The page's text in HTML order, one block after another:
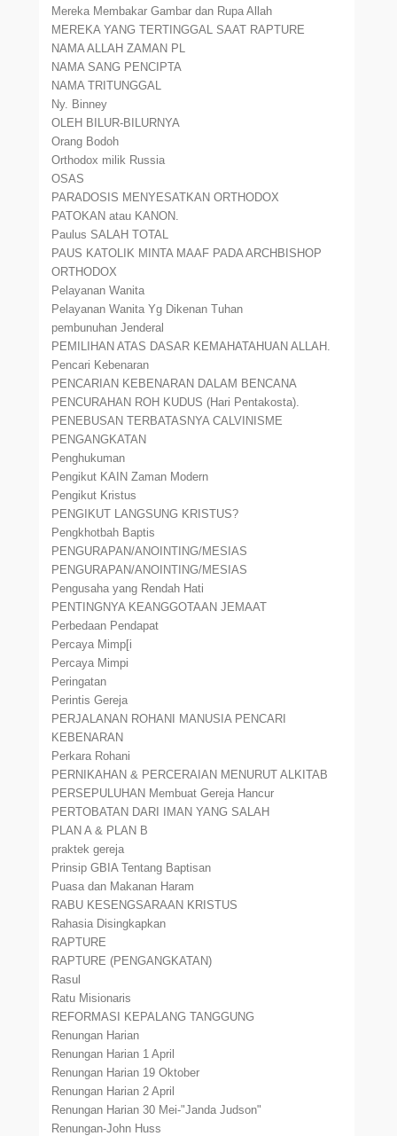
Mereka Membakar Gambar dan Rupa Allah
MEREKA YANG TERTINGGAL SAAT RAPTURE
NAMA ALLAH ZAMAN PL
NAMA SANG PENCIPTA
NAMA TRITUNGGAL
Ny. Binney
OLEH BILUR-BILURNYA
Orang Bodoh
Orthodox milik Russia
OSAS
PARADOSIS MENYESATKAN ORTHODOX
PATOKAN atau KANON.
Paulus SALAH TOTAL
PAUS KATOLIK MINTA MAAF PADA ARCHBISHOP
ORTHODOX
Pelayanan Wanita
Pelayanan Wanita Yg Dikenan Tuhan
pembunuhan Jenderal
PEMILIHAN ATAS DASAR KEMAHATAHUAN ALLAH.
Pencari Kebenaran
PENCARIAN KEBENARAN DALAM BENCANA
PENCURAHAN ROH KUDUS (Hari Pentakosta).
PENEBUSAN TERBATASNYA CALVINISME
PENGANGKATAN
Penghukuman
Pengikut KAIN Zaman Modern
Pengikut Kristus
PENGIKUT LANGSUNG KRISTUS?
Pengkhotbah Baptis
PENGURAPAN/ANOINTING/MESIAS
PENGURAPAN/ANOINTING/MESIAS
Pengusaha yang Rendah Hati
PENTINGNYA KEANGGOTAAN JEMAAT
Perbedaan Pendapat
Percaya Mimp[i
Percaya Mimpi
Peringatan
Perintis Gereja
PERJALANAN ROHANI MANUSIA PENCARI
KEBENARAN
Perkara Rohani
PERNIKAHAN & PERCERAIAN MENURUT ALKITAB
PERSEPULUHAN Membuat Gereja Hancur
PERTOBATAN DARI IMAN YANG SALAH
PLAN A & PLAN B
praktek gereja
Prinsip GBIA Tentang Baptisan
Puasa dan Makanan Haram
RABU KESENGSARAAN KRISTUS
Rahasia Disingkapkan
RAPTURE
RAPTURE (PENGANGKATAN)
Rasul
Ratu Misionaris
REFORMASI KEPALANG TANGGUNG
Renungan Harian
Renungan Harian 1 April
Renungan Harian 19 Oktober
Renungan Harian 2 April
Renungan Harian 30 Mei-"Janda Judson"
Renungan-John Huss